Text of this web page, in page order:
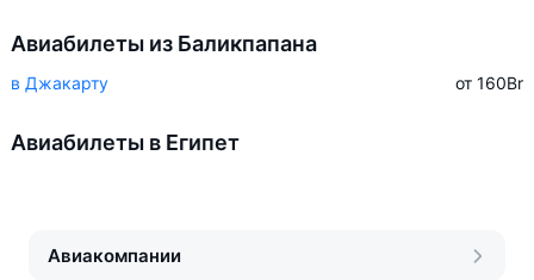
Авиабилеты из Баликпапана
в Джакарту от 160Br
Авиабилеты в Египет
Авиакомпании